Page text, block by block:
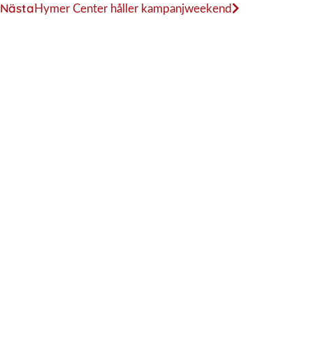
Nästa Hymer Center håller kampanjweekend